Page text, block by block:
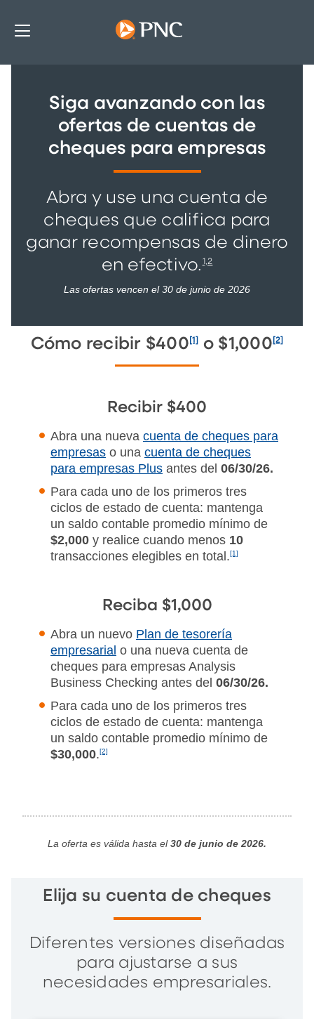
Siga avanzando con las
ofertas de cuentas de
cheques para empresas
Abra y use una cuenta de
cheques que califica para
ganar recompensas de dinero
en efectivo.1,2
Las ofertas vencen el 30 de junio de 2026
Cómo recibir $400[1] o $1,000[2]
Recibir $400
Abra una nueva cuenta de cheques para
empresas o una cuenta de cheques
para empresas Plus antes del 06/30/26.
Para cada uno de los primeros tres
ciclos de estado de cuenta: mantenga
un saldo contable promedio mínimo de
$2,000 y realice cuando menos 10
transacciones elegibles en total.[1]
Reciba $1,000
Abra un nuevo Plan de tesorería
empresarial o una nueva cuenta de
cheques para empresas Analysis
Business Checking antes del 06/30/26.
Para cada uno de los primeros tres
ciclos de estado de cuenta: mantenga
un saldo contable promedio mínimo de
$30,000.[2]
La oferta es válida hasta el30 de junio de 2026.
Elija su cuenta de cheques
Diferentes versiones diseñadas
para ajustarse a sus
necesidades empresariales.